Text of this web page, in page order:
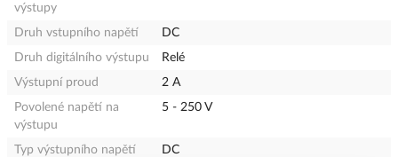
výstupy
Druh vstupního napětí
DC
Druh digitálního výstupu
Relé
Výstupní proud
2 A
Povolené napětí na
výstupu
5 - 250 V
Typ výstupního napětí
DC